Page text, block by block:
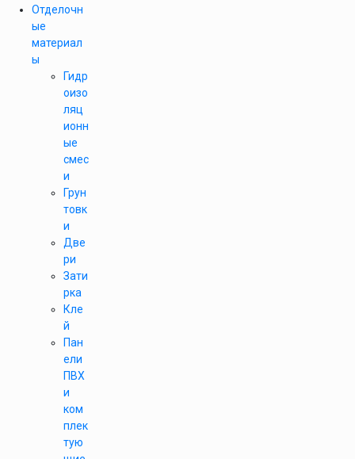
Отделочн
ые
материал
ы
Гидр
оизо
ляц
ионн
ые
смес
и
Грун
товк
и
Две
ри
Зати
рка
Кле
й
Пан
ели
ПВХ
и
ком
плек
тую